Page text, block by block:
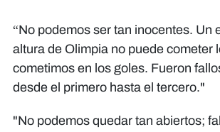
“No podemos ser tan inocentes. Un
altura de Olimpia no puede cometer
cometimos en los goles. Fueron
desde el primero hasta el tercero."​​​​​​
"No podemos quedar tan abiertos;